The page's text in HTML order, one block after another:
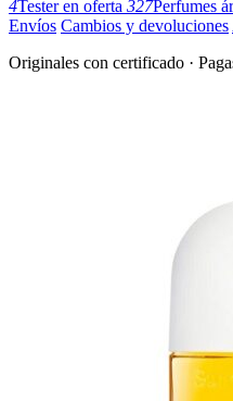
4Tester en oferta 327Perfumes
Envíos Cambios y devoluciones
Originales con certificado ·